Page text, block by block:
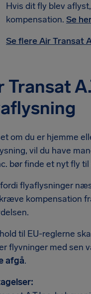
Hvis dit fly blev
kompensation. Se
Se flere Air Transat
Transat
om du er hjemme
vil du have
bør finde et nyt fly
flyaflysninger
kompensation
til EU-reglerne
flyvninger med sen
afgå.